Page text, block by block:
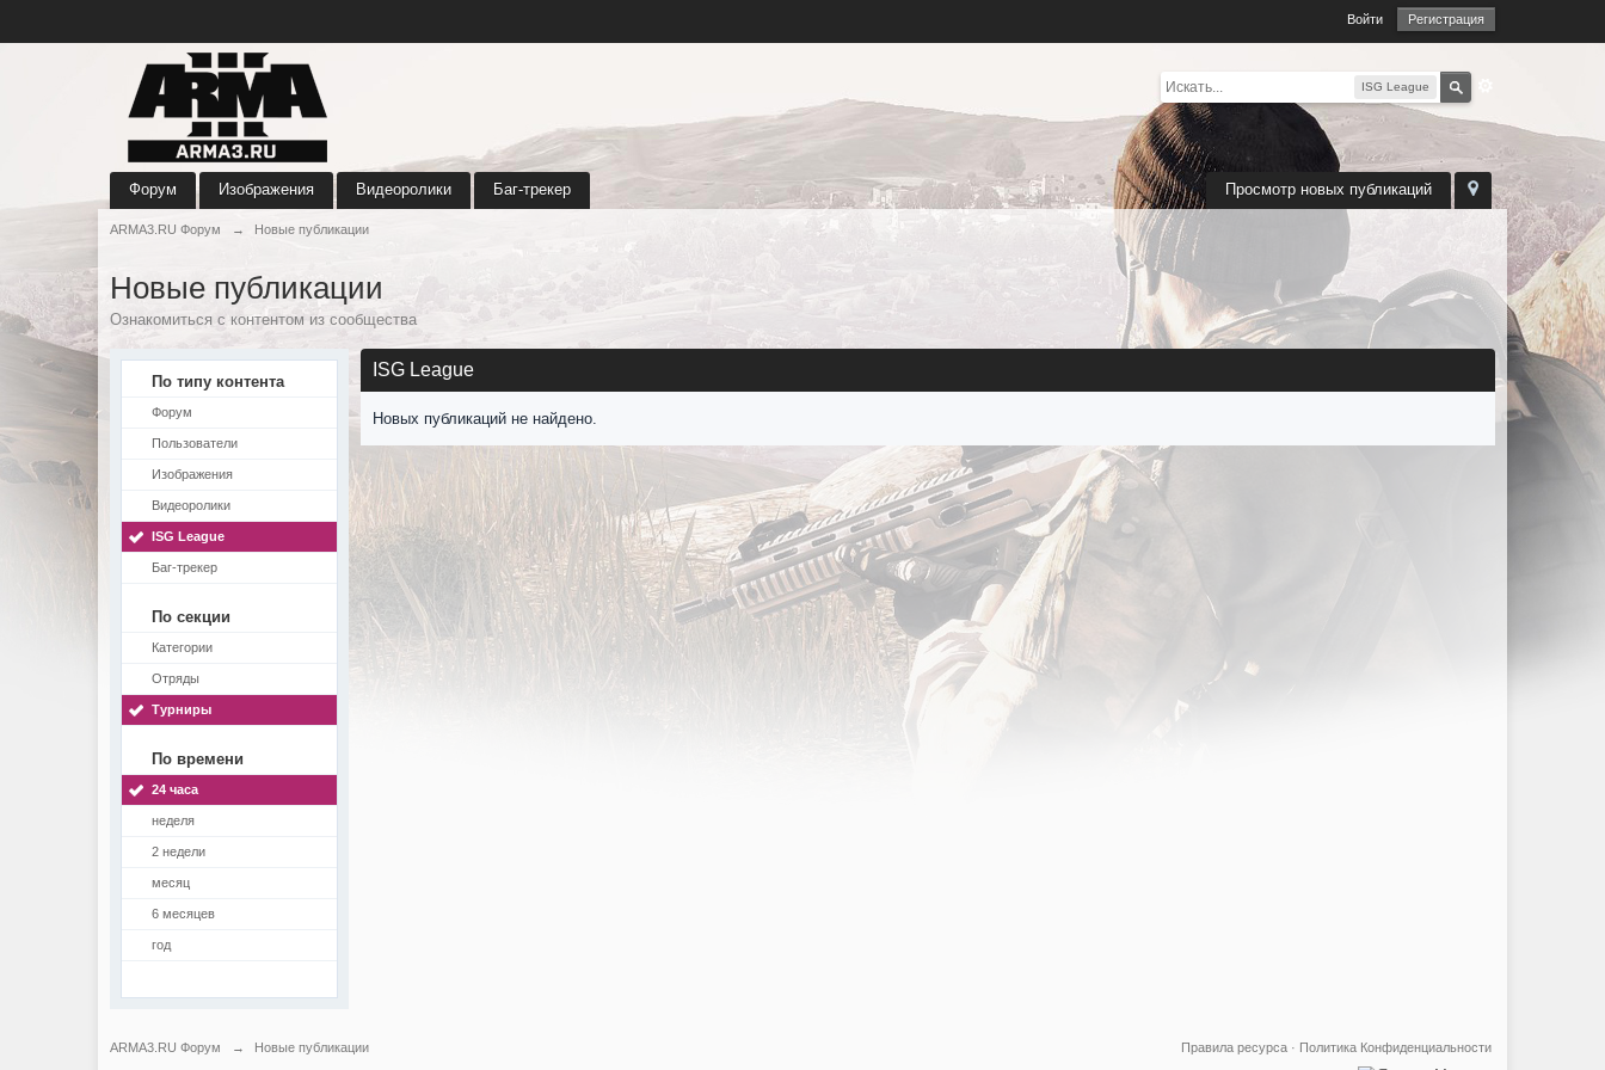
Войти Регистрация
ISG League
Просмотр новых публикаций
Форум Изображения Видеоролики Баг-трекер
ARMA3.RU Форум → Новые публикации
Новые публикации
Ознакомиться с контентом из сообщества
По типу контента
Форум
Пользователи
Изображения
Видеоролики
ISG League
Баг-трекер
По секции
Категории
Отряды
Турниры
По времени
24 часа
неделя
2 недели
месяц
6 месяцев
год
ISG League
Новых публикаций не найдено.
ARMA3.RU Форум → Новые публикации Политика Конфиденциальности
Правила ресурса ·